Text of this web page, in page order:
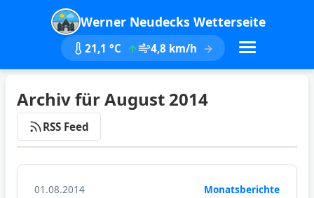
Werner Neudecks Wetterseite
21,1 °C 4,8 km/h
Archiv für August 2014
RSS Feed
01.08.2014 Monatsberichte